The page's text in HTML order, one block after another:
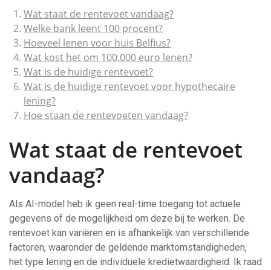
Wat staat de rentevoet vandaag?
Welke bank leent 100 procent?
Hoeveel lenen voor huis Belfius?
Wat kost het om 100.000 euro lenen?
Wat is de huidige rentevoet?
Wat is de huidige rentevoet voor hypothecaire
lening?
Hoe staan de rentevoeten vandaag?
Wat staat de rentevoet
vandaag?
Als AI-model heb ik geen real-time toegang tot actuele
gegevens of de mogelijkheid om deze bij te werken. De
rentevoet kan variëren en is afhankelijk van verschillende
factoren, waaronder de geldende marktomstandigheden,
het type lening en de individuele kredietwaardigheid. Ik raad